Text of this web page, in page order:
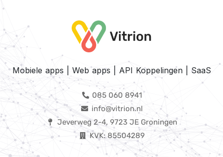
Mobiele apps | Web apps | API Koppelingen | SaaS
085 060 8941
info@vitrion.nl
Jeverweg 2-4, 9723 JE Groningen
KVK: 85504289